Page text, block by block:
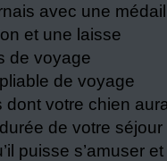
avec une
et une laisse
de voyage
de voyage
votre chien
de votre séjour
puisse s’amuser